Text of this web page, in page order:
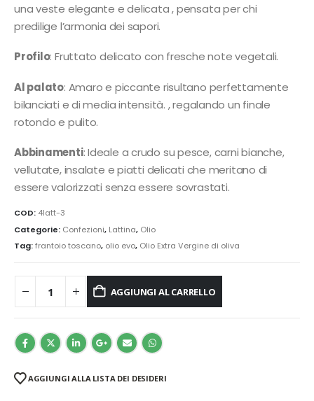
una veste elegante e delicata , pensata per chi
predilige l’armonia dei sapori.
Profilo: Fruttato delicato con fresche note vegetali.
Al palato: Amaro e piccante risultano perfettamente
bilanciati e di media intensità. , regalando un finale
rotondo e pulito.
Abbinamenti: Ideale a crudo su pesce, carni bianche,
vellutate, insalate e piatti delicati che meritano di
essere valorizzati senza essere sovrastati.
COD: 4latt-3
Categorie: Confezioni, Lattina, Olio
Tag:frantoio toscano, olio evo, Olio Extra Vergine di oliva
AGGIUNGI AL CARRELLO
AGGIUNGI ALLA LISTA DEI DESIDERI